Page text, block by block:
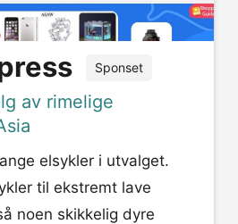
Sponset
av rimelige
elsykler i utvalget.
til ekstremt lave
noen skikkelig dyre